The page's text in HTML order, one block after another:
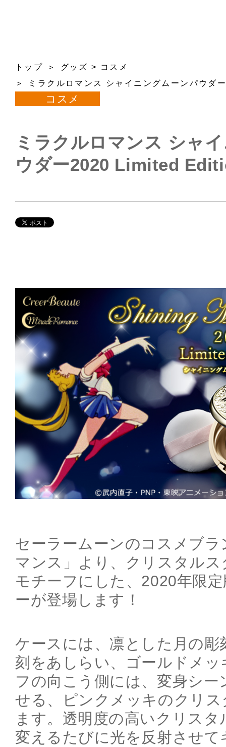
トップ グッズ >
コスメ
ミラクルロマンス シャイニングムーンパウ
コスメ
ミラクルロマンス シャ
ウダー2020 Limited
セーラームーンのコスメブ
マンス」より、クリスタル
モチーフにした、2020年限
ーが登場します！
ケースには、凛とした月の彫
刻をあしらい、ゴールドメ
フの向こう側には、変身シ
せる、ピンクメッキのクリ
ます。透明度の高いクリス
変えるたびに光を反射させ